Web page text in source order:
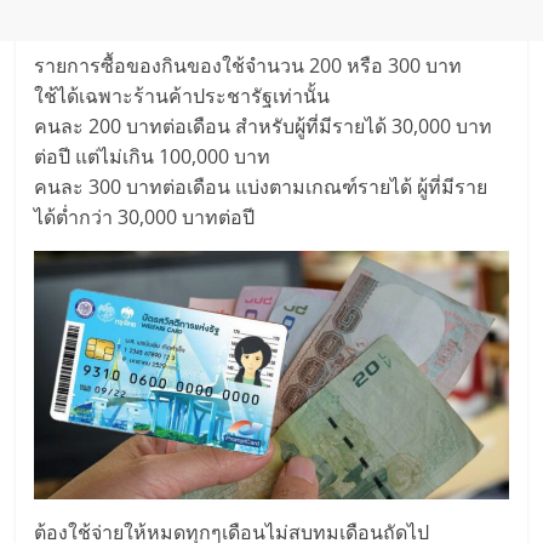
รายการซื้อของกินของใช้จำนวน 200 หรือ 300 บาท
ใช้ได้เฉพาะร้านค้าประชารัฐเท่านั้น
คนละ 200 บาทต่อเดือน สำหรับผู้ที่มีรายได้ 30,000 บาท
ต่อปี แต่ไม่เกิน 100,000 บาท
คนละ 300 บาทต่อเดือน แบ่งตามเกณฑ์รายได้ ผู้ที่มีราย
ได้ต่ำกว่า 30,000 บาทต่อปี
ต้องใช้จ่ายให้หมดทุกๆเดือนไม่สบทมเดือนถัดไป